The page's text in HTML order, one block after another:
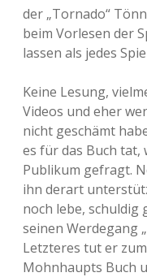
der „Tornado“
beim Vorlesen der
lassen als jedes
Keine Lesung,
Videos und eher
nicht geschämt
es für das Buch tat,
Publikum gefragt.
ihn derart
noch lebe, schuldig
seinen Werdegang
Letzteres tut er
Mohnhaupts Buch